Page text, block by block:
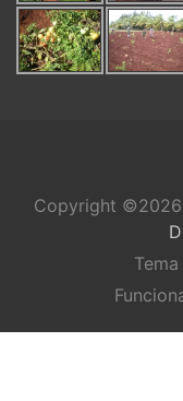
Copyright ©2026